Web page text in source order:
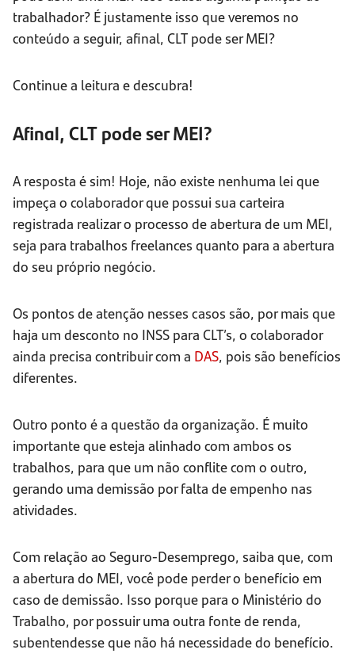
trabalhador? É justamente isso que veremos no
conteúdo a seguir, afinal, CLT pode ser MEI?
Continue a leitura e descubra!
Afinal, CLT pode ser MEI?
A resposta é sim! Hoje, não existe nenhuma lei que
impeça o colaborador que possui sua carteira
registrada realizar o processo de abertura de um MEI,
seja para trabalhos freelances quanto para a abertura
do seu próprio negócio.
Os pontos de atenção nesses casos são, por mais que
haja um desconto no INSS para CLT’s, o colaborador
ainda precisa contribuir com a DAS, pois são benefícios
diferentes.
Outro ponto é a questão da organização. É muito
importante que esteja alinhado com ambos os
trabalhos, para que um não conflite com o outro,
gerando uma demissão por falta de empenho nas
atividades.
Com relação ao Seguro-Desemprego, saiba que, com
a abertura do MEI, você pode perder o benefício em
caso de demissão. Isso porque para o Ministério do
Trabalho, por possuir uma outra fonte de renda,
subentendesse que não há necessidade do benefício.